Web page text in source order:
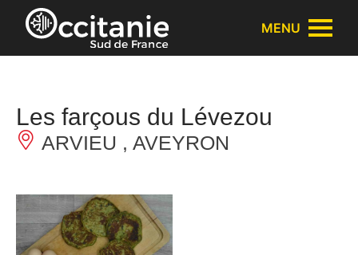
Panneau de gestion des cookies
MENU
Les farçous du Lévezou
ARVIEU , AVEYRON